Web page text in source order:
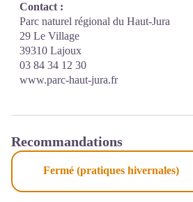
Contact :
Parc naturel régional du Haut-Jura
29 Le Village
39310 Lajoux
03 84 34 12 30
www.parc-haut-jura.fr
Recommandations
Fermé (pratiques hivernales)